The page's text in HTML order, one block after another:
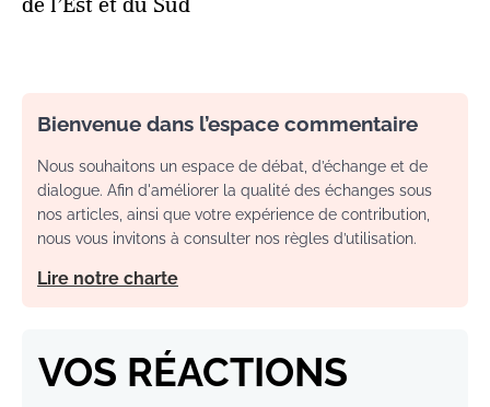
Bienvenue dans l’espace commentaire
Nous souhaitons un espace de débat, d’échange et de
dialogue. Afin d'améliorer la qualité des échanges sous
nos articles, ainsi que votre expérience de contribution,
nous vous invitons à consulter nos règles d’utilisation.
Lire notre charte
VOS RÉACTIONS